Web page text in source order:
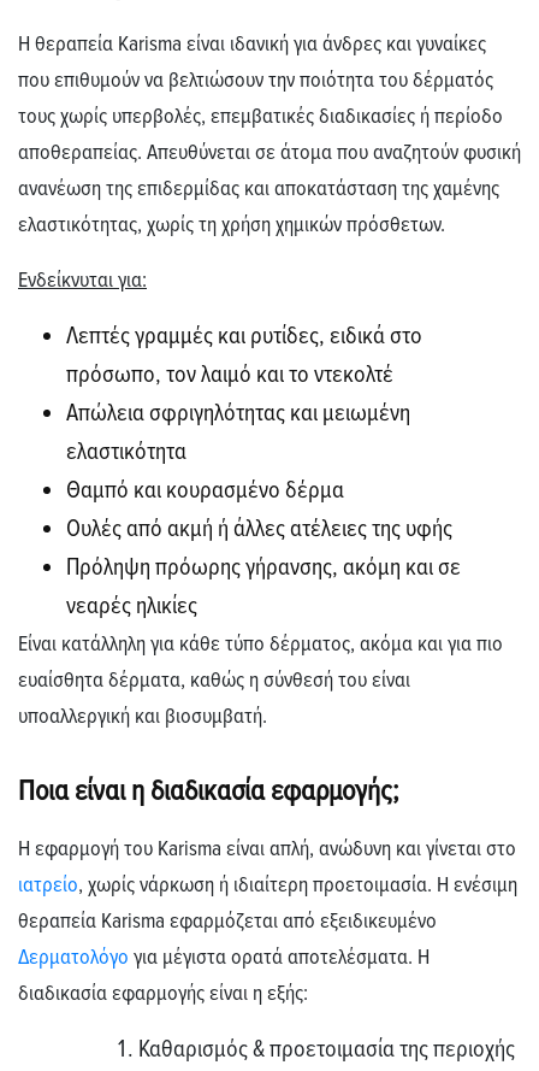
Η θεραπεία Karisma είναι ιδανική για άνδρες και γυναίκες
που επιθυμούν να βελτιώσουν την ποιότητα του δέρματός
τους χωρίς υπερβολές, επεμβατικές διαδικασίες ή περίοδο
αποθεραπείας. Απευθύνεται σε άτομα που αναζητούν φυσική
ανανέωση της επιδερμίδας και αποκατάσταση της χαμένης
ελαστικότητας, χωρίς τη χρήση χημικών πρόσθετων.
Ενδείκνυται για:
Λεπτές γραμμές και ρυτίδες, ειδικά στο
πρόσωπο, τον λαιμό και το ντεκολτέ
Απώλεια σφριγηλότητας και μειωμένη
ελαστικότητα
Θαμπό και κουρασμένο δέρμα
Ουλές από ακμή ή άλλες ατέλειες της υφής
Πρόληψη πρόωρης γήρανσης, ακόμη και σε
νεαρές ηλικίες
Είναι κατάλληλη για κάθε τύπο δέρματος, ακόμα και για πιο
ευαίσθητα δέρματα, καθώς η σύνθεσή του είναι
υποαλλεργική και βιοσυμβατή.
Ποια είναι η διαδικασία εφαρμογής;
Η εφαρμογή του Karisma είναι απλή, ανώδυνη και γίνεται στο
ιατρείο, χωρίς νάρκωση ή ιδιαίτερη προετοιμασία. Η ενέσιμη
θεραπεία Karisma εφαρμόζεται από εξειδικευμένο
Δερματολόγο για μέγιστα ορατά αποτελέσματα. Η
διαδικασία εφαρμογής είναι η εξής:
Καθαρισμός & προετοιμασία της περιοχής